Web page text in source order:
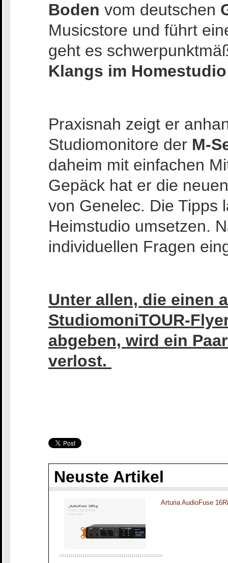
Boden vom deutschen
Musicstore und führt
geht es
Klangs im Homestudio
Praxisnah zeigt er
Studiomonitore der M-
daheim mit einfachen
Gepäck hat er die
von Genelec. Die Tipps
Heimstudio umsetzen.
individuellen Fragen
Unter allen, die einen
StudiomoniTOUR-
abgeben, wird ein
verlost.
Neuste Artikel
Arturia AudioFuse